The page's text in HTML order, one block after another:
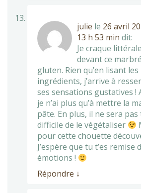
julie le 26 avril
13 h 53 min dit:
Je craque
devant ce
gluten. Rien qu’en lisant les
ingrédients, j’arrive à
ses sensations gustatives !
je n’ai plus qu’à mettre la
pâte. En plus, il ne sera
difficile de le végétaliser
pour cette chouette
J’espère que tu t’es remise
émotions !
Répondre ↓